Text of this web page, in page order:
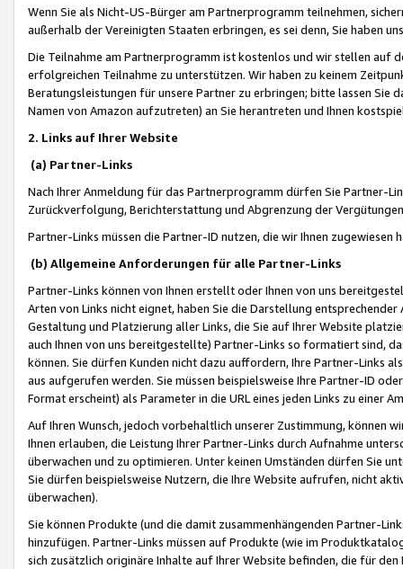
Wenn Sie als Nicht-US-Bürger am Partnerprogramm teilnehmen,
außerhalb der Vereinigten Staaten erbringen, es sei denn, Sie haben
Die Teilnahme am Partnerprogramm ist kostenlos und wir stellen auf
erfolgreichen Teilnahme zu unterstützen. Wir haben zu keinem
Beratungsleistungen für unsere Partner zu erbringen; bitte lassen Sie
Namen von Amazon aufzutreten) an Sie herantreten und Ihnen
2. Links auf Ihrer Website
(a) Partner-Links
Nach Ihrer Anmeldung für das Partnerprogramm dürfen Sie Partner-
Zurückverfolgung, Berichterstattung und Abgrenzung der
Partner-Links müssen die Partner-ID nutzen, die wir Ihnen zugewiesen
(b) Allgemeine Anforderungen für alle Partner-Links
Partner-Links können von Ihnen erstellt oder Ihnen von uns
Arten von Links nicht eignet, haben Sie die Darstellung
Gestaltung und Platzierung aller Links, die Sie auf Ihrer Website
auch Ihnen von uns bereitgestellte) Partner-Links so formatiert sind,
können. Sie dürfen Kunden nicht dazu auffordern, Ihre Partner-Links
aus aufgerufen werden. Sie müssen beispielsweise Ihre Partner-ID
Format erscheint) als Parameter in die URL eines jeden Links zu einer
Auf Ihren Wunsch, jedoch vorbehaltlich unserer Zustimmung, können
Ihnen erlauben, die Leistung Ihrer Partner-Links durch Aufnahme
überwachen und zu optimieren. Unter keinen Umständen dürfen Sie
Sie dürfen beispielsweise Nutzern, die Ihre Website aufrufen, nicht
überwachen).
Sie können Produkte (und die damit zusammenhängenden Partner-
hinzufügen. Partner-Links müssen auf Produkte (wie im
sich zusätzlich originäre Inhalte auf Ihrer Website befinden, die für